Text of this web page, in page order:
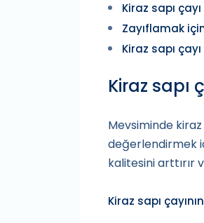
Kiraz sapı
Zayıflamak
Kiraz sapı
Kiraz sapı
Mevsiminde kiraz
değerlendirmek
kalitesini arttırır
Kiraz sapı